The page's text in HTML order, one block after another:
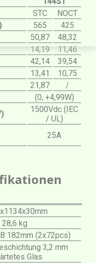
STC
NOCT
565
425
50,87
48,32
14,19
11,46
42,14
39,54
13,41
10,75
21,87
/
(0, +4,99W)
1500Vdc (IEC
/ UL)
25A
28,6 kg
182mm (2x72pcs)
3,2 mm
Glas